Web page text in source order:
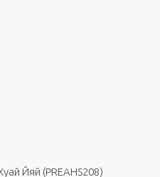
Йяй (PREAHS208)